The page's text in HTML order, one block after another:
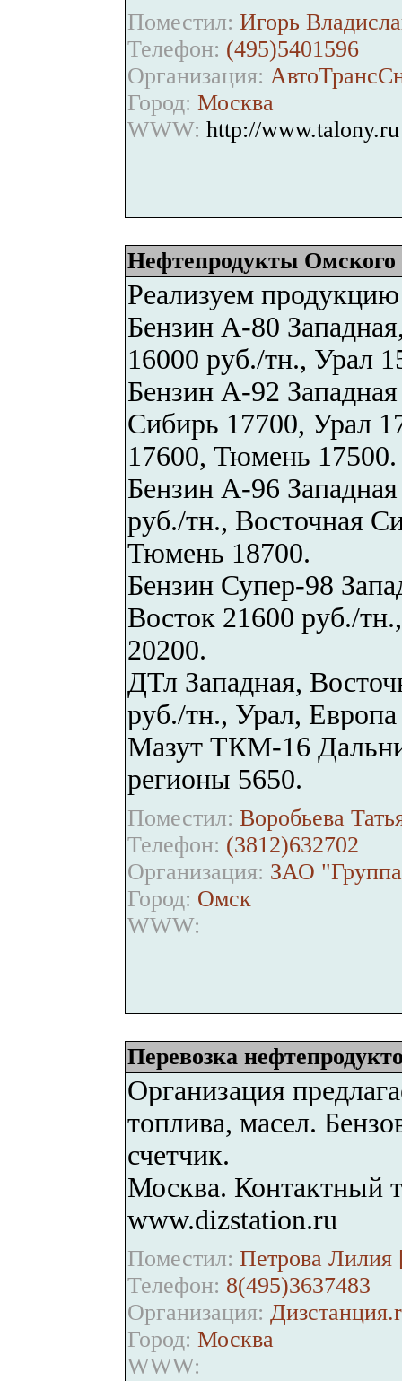
Поместил: Игорь
Телефон: (495)5401596
Организация:
Город: Москва
WWW: http://www.talony.ru
Нефтепродукты
Реализуем
Бензин А-80
16000 руб./тн., Урал
Бензин А-92
Сибирь 17700, Урал
17600, Тюмень 17500.
Бензин А-96
руб./тн., Восточная
Тюмень 18700.
Бензин Супер-98
Восток 21600 руб./
20200.
ДТл Западная,
руб./тн., Урал,
Мазут ТКМ-16
регионы 5650.
Поместил: Воробьева
Телефон: (3812)632702
Организация: ЗАО
Город: Омск
WWW:
Перевозка
Организация
топлива, масел.
счетчик.
Москва. Контактный
www.dizstation.ru
Поместил: Петрова Лилия
Телефон: 8(495)3637483
Организация:
Город: Москва
WWW: